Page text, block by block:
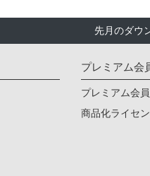
先月のダウ
プレミアム会
プレミアム会
商品化ライセ